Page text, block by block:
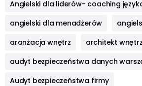
Angielski dla liderów- coaching
angielski dla menadżerów
aranżacja wnętrz
architekt wnętrz
audyt bezpieczeństwa danych
Audyt bezpieczeństwa firmy